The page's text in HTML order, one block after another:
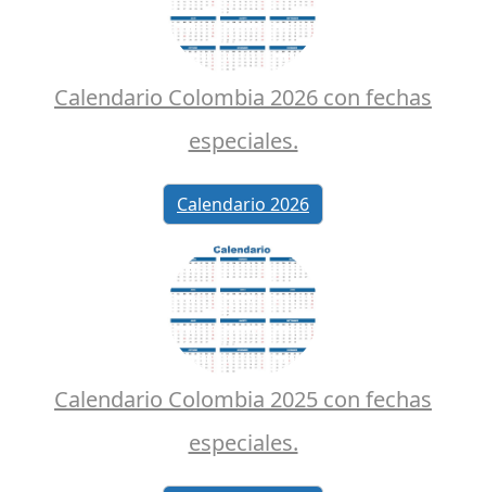
Calendario Colombia 2026 con fechas
especiales.
Calendario 2026
Calendario Colombia 2025 con fechas
especiales.